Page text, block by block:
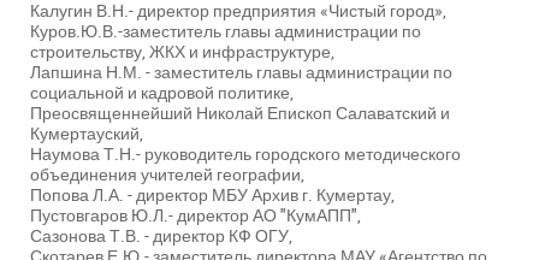
Калугин В.Н.- директор предприятия «Чистый город»,
Куров.Ю.В.-заместитель главы администрации по
строительству, ЖКХ и инфраструктуре,
Лапшина Н.М. - заместитель главы администрации по
социальной и кадровой политике,
Преосвященнейший Николай Епископ Салаватский и
Кумертауский,
Наумова Т.Н.- руководитель городского методического
объединения учителей географии,
Попова Л.А. - директор МБУ Архив г. Кумертау,
Пустовгаров Ю.Л.- директор АО "КумАПП",
Сазонова Т.В. - директор КФ ОГУ,